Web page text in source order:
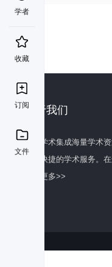
学者
收藏
订阅
文件
关于我们
百度学术集成海量学术
全面快捷的学术服务。
了解更多>>